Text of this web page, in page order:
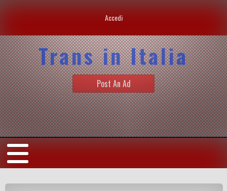
Accedi
Trans in Italia
Post An Ad